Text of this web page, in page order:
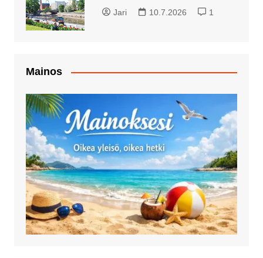
Jari 10.7.2026 1
Mainos